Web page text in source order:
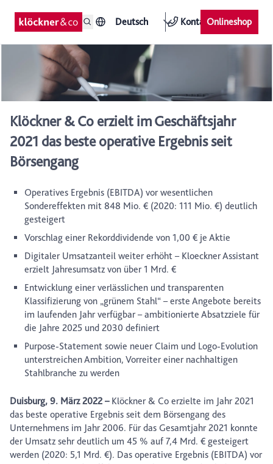
Deutsch KontaktOnlineshop
Klöckner & Co erzielt im Geschäftsjahr
2021 das beste operative Ergebnis seit
Börsengang
Operatives Ergebnis (EBITDA) vor wesentlichen
Sondereffekten mit 848 Mio. € (2020: 111 Mio. €) deutlich
gesteigert
Vorschlag einer Rekorddividende von 1,00 € je Aktie
Digitaler Umsatzanteil weiter erhöht – Kloeckner Assistant
erzielt Jahresumsatz von über 1 Mrd. €
Entwicklung einer verlässlichen und transparenten
Klassifizierung von „grünem Stahl“ – erste Angebote bereits
im laufenden Jahr verfügbar – ambitionierte Absatzziele für
die Jahre 2025 und 2030 definiert
Purpose-Statement sowie neuer Claim und Logo-Evolution
unterstreichen Ambition, Vorreiter einer nachhaltigen
Stahlbranche zu werden
Duisburg, 9. März 2022 –Klöckner & Co erzielte im Jahr 2021
das beste operative Ergebnis seit dem Börsengang des
Unternehmens im Jahr 2006. Für das Gesamtjahr 2021 konnte
der Umsatz sehr deutlich um 45 % auf 7,4 Mrd. € gesteigert
werden (2020: 5,1 Mrd. €). Das operative Ergebnis (EBITDA) vor